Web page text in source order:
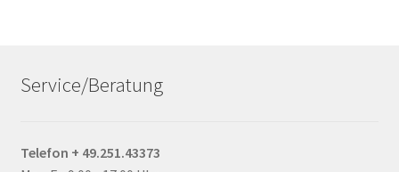
Service/Beratung
Telefon + 49.251.43373